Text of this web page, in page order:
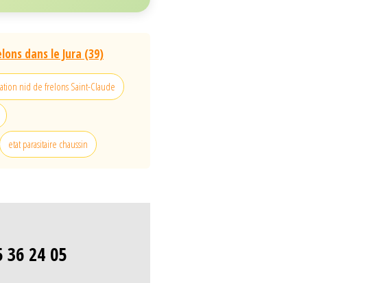
dans le Jura (39)
nid de frelons Saint-Claude
etat parasitaire chaussin
36 24 05